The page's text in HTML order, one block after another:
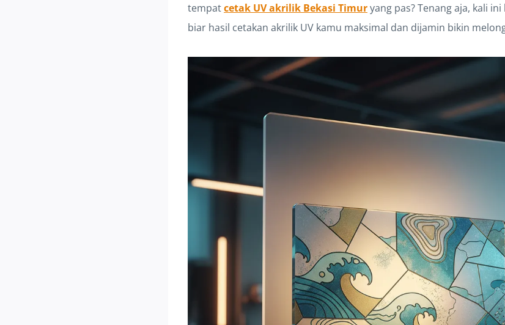
tempatcetak UV akrilik Bekasi Timuryang pas? Tenang aja, kali
biar hasil cetakan akrilik UV kamu maksimal dan dijamin bikin